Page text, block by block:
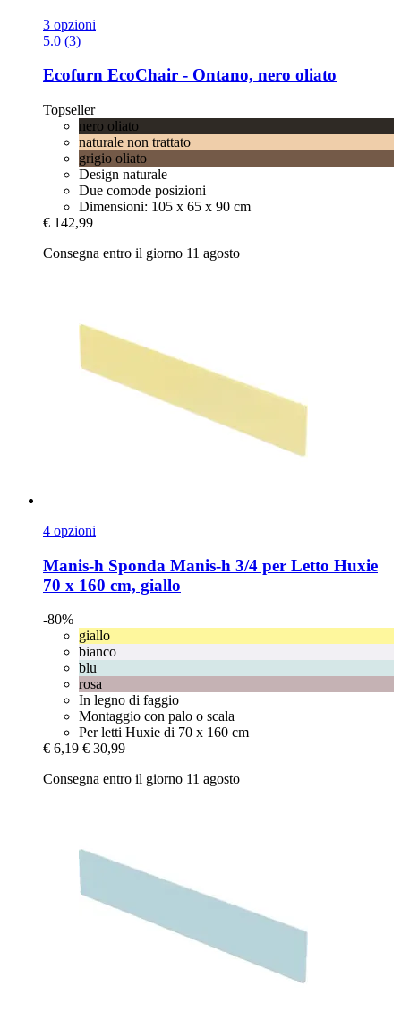
3 opzioni
5.0 (3)
Ecofurn EcoChair -​ Ontano, nero oliato
Topseller
nero oliato
naturale non trattato
grigio oliato
Design naturale
Due comode posizioni
Dimensioni: 105 x 65 x 90 cm
€ 142,99
Consegna entro il giorno 11 agosto
4 opzioni
Manis-h Sponda Manis-​h 3/4 per Letto Huxie
70 x 160 cm, giallo
-80%
giallo
bianco
blu
rosa
In legno di faggio
Montaggio con palo o scala
Per letti Huxie di 70 x 160 cm
€ 6,19 € 30,99
Consegna entro il giorno 11 agosto